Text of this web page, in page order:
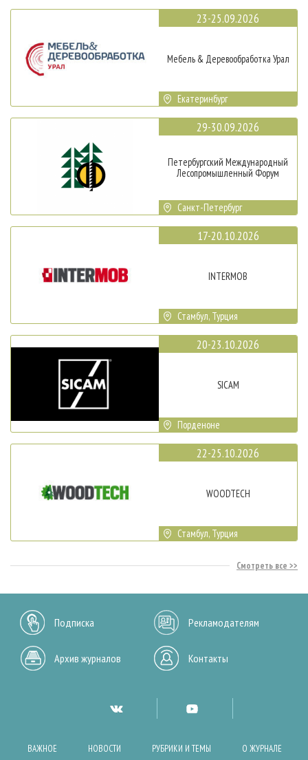
23-25.09.2026
Мебель & Деревообработка Урал
Екатеринбург
29-30.09.2026
Петербургский Международный
Лесопромышленный Форум
Санкт-Петербург
17-20.10.2026
INTERMOB
Стамбул, Турция
20-23.10.2026
SICAM
Порденоне
22-25.10.2026
WOODTECH
Стамбул, Турция
Смотреть все
Подписка Рекламодателям
Архив журналов Контакты
ВАЖНОЕ НОВОСТИ РУБРИКИ И ТЕМЫ О ЖУРНАЛЕ